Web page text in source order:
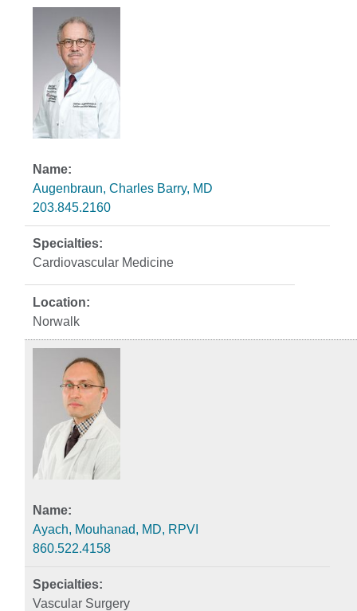
Augenbraun, Charles Barry, MD
203.845.2160
Cardiovascular Medicine
Norwalk
Ayach, Mouhanad, MD, RPVI
860.522.4158
Vascular Surgery